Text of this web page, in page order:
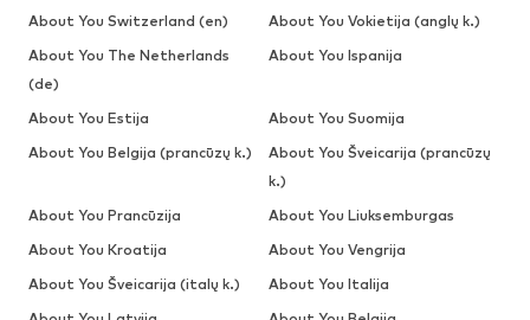
About You Switzerland (en)
About You Vokietija (anglų k.)
About You The Netherlands
(de)
About You Ispanija
About You Estija
About You Suomija
About You Belgija (prancūzų k.)
About You Šveicarija (prancūzų
k.)
About You Prancūzija
About You Liuksemburgas
About You Kroatija
About You Vengrija
About You Šveicarija (italų k.)
About You Italija